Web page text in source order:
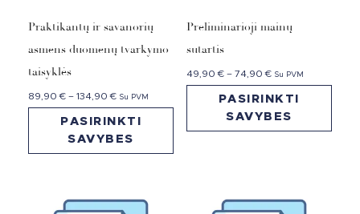
Praktikantų ir savanorių
asmens duomenų tvarkymo
taisyklės
89,90€ – 134,90€ Su PVM
PASIRINKTI
SAVYBES
Preliminarioji mainų
sutartis
49,90€ – 74,90€ Su PVM
PASIRINKTI
SAVYBES